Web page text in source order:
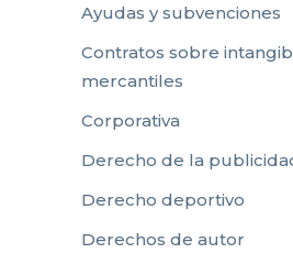
Ayudas y subvenciones
Contratos sobre
mercantiles
Corporativa
Derecho de la
Derecho deportivo
Derechos de autor